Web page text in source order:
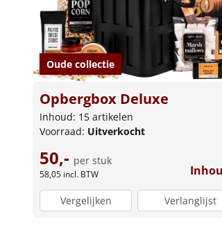
Oude collectie
Opbergbox Deluxe
Inhoud: 15 artikelen
Voorraad: Uitverkocht
50,- per stuk
58,05 incl. BTW
Vergelijken Verlanglijst